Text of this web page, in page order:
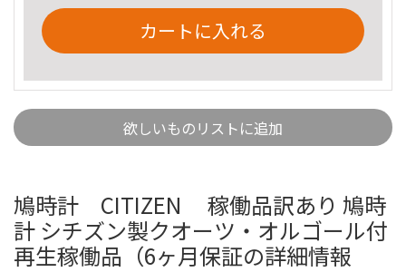
カートに入れる
欲しいものリストに追加
鳩時計 CITIZEN 稼働品訳あり 鳩時
計 シチズン製クオーツ・オルゴール付
再生稼働品（6ヶ月保証の詳細情報